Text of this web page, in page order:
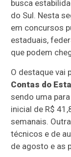
busca
do Sul. Nesta
em concursos
estaduais,
que podem
O destaque vai
Contas do
sendo uma
inicial de R$
semanais.
técnicos e de
de agosto e as